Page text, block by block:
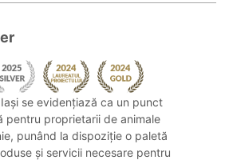
se evidențiază ca un punct
pentru proprietarii de animale
punând la dispoziție o paletă
și servicii necesare pentru